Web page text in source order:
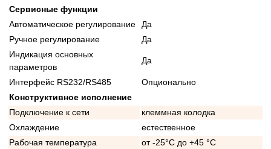
Сервисные функции
Автоматическое регулирование
Да
Ручное регулирование
Да
Индикация основных
параметров
Да
Интерфейс RS232/RS485
Опционально
Конструктивное исполнение
Подключение к сети
клеммная колодка
Охлаждение
естественное
Рабочая температура
от -25°C до +45 °C